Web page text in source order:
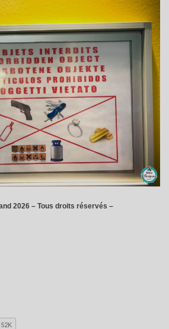
2026 – Tous droits réservés –